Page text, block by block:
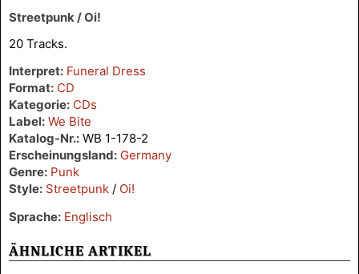
Streetpunk / Oi!
20 Tracks.
Interpret: Funeral Dress
Format: CD
Kategorie: CDs
Label: We Bite
Katalog-Nr.: WB 1-178-2
Erscheinungsland: Germany
Genre: Punk
Style: Streetpunk / Oi!
Sprache: Englisch
ÄHNLICHE ARTIKEL